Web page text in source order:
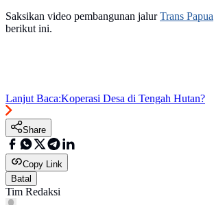
Saksikan video pembangunan jalurTrans Papua
berikut ini.
Lanjut Baca:Koperasi Desa di Tengah Hutan?
Share
Copy Link
Batal
Tim Redaksi